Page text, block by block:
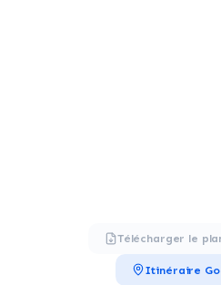
Télécharger le
Itinéraire